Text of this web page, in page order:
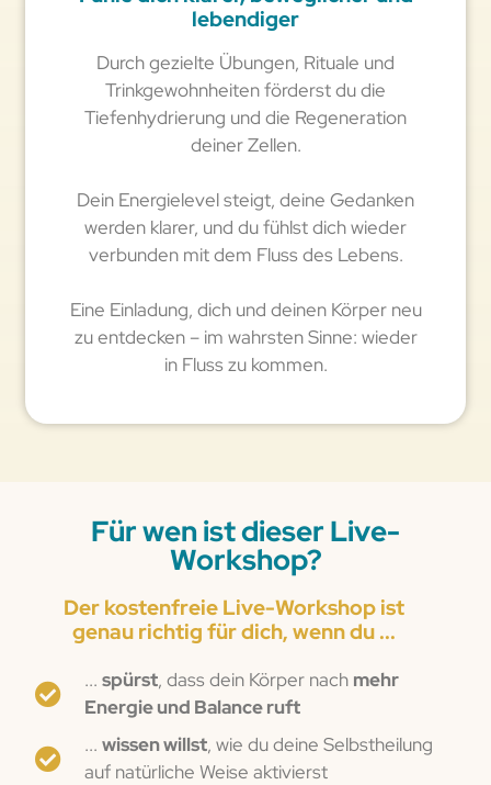
lebendiger
Durch gezielte Übungen, Rituale und
Trinkgewohnheiten förderst du die
Tiefenhydrierung und die Regeneration
deiner Zellen.
Dein Energielevel steigt, deine Gedanken
werden klarer, und du fühlst dich wieder
verbunden mit dem Fluss des Lebens.
Eine Einladung, dich und deinen Körper neu
zu entdecken – im wahrsten Sinne: wieder
in Fluss zu kommen.
Für wen ist dieser Live-
Workshop?
Der kostenfreie Live-Workshop ist
genau richtig für dich, wenn du ...
...spürst, dass dein Körper nach mehr
Energie und Balance ruft
...wissen willst, wie du deine Selbstheilung
auf natürliche Weise aktivierst